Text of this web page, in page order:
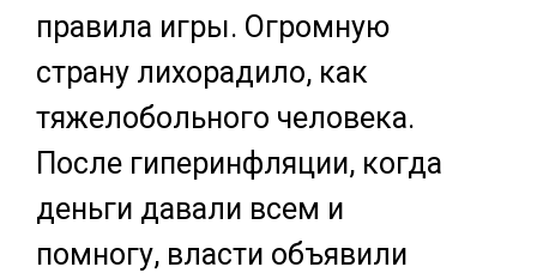
правила игры. Огромную
страну лихорадило, как
тяжелобольного человека.
После гиперинфляции, когда
деньги давали всем и
помногу, власти объявили